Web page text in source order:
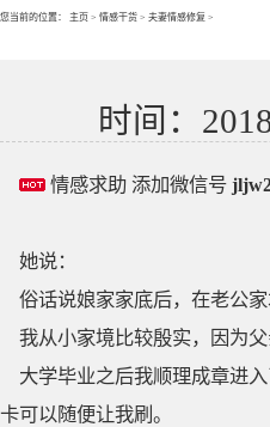
您当前的位置： 主页 > 情感干货 > 夫妻情感修复 >
时间：
情感求助 添加微信号
她说：
俗话说娘家家底后，在老公家
我从小家境比较殷实，因为
大学毕业之后我顺理成章进
卡可以随便让我刷。